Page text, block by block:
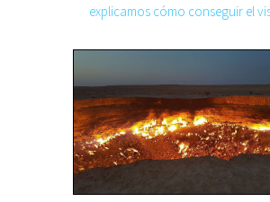
explicamos cómo conseguir el